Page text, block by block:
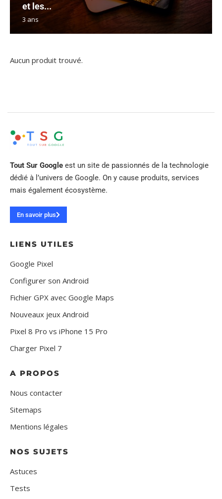
et les...
3 ans
Aucun produit trouvé.
Tout Sur Google est un site de passionnés de la technologie
dédié à l’univers de Google. On y cause produits, services
mais également écosystème.
En savoir plus
LIENS UTILES
Google Pixel
Configurer son Android
Fichier GPX avec Google Maps
Nouveaux jeux Android
Pixel 8 Pro vs iPhone 15 Pro
Charger Pixel 7
A PROPOS
Nous contacter
Sitemaps
Mentions légales
NOS SUJETS
Astuces
Tests